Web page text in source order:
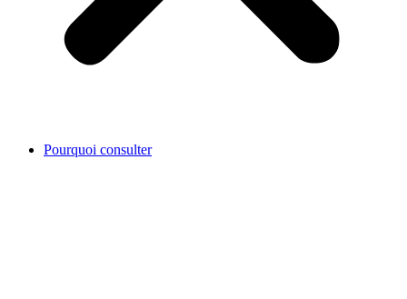
Pourquoi consulter